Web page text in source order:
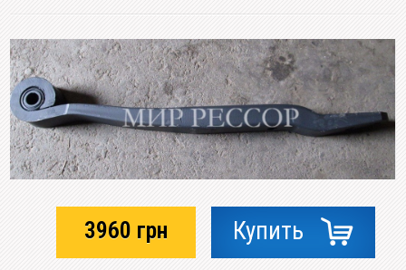
3960 грн Купить